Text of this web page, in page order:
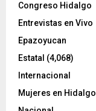
Congreso Hidalgo
Entrevistas en Vivo
Epazoyucan
Estatal (4,068)
Internacional
Mujeres en Hidalgo